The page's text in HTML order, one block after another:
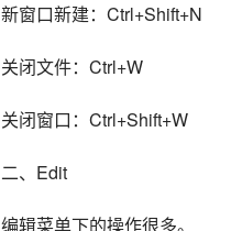
新窗口新建：Ctrl+Shift+N
关闭文件：Ctrl+W
关闭窗口：Ctrl+Shift+W
二、Edit
编辑菜单下的操作很多。